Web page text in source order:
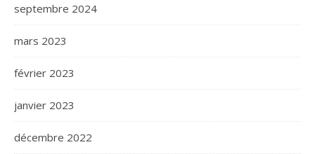
septembre 2024
mars 2023
février 2023
janvier 2023
décembre 2022